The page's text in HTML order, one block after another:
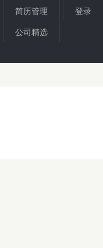
登录
简历管理
公司精选